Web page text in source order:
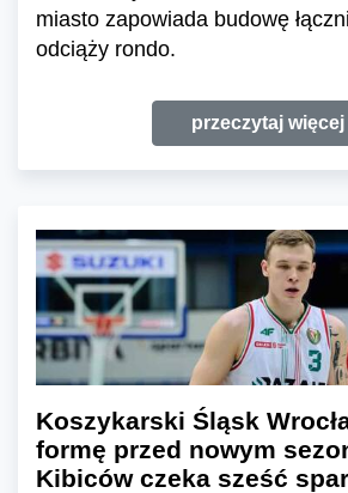
miasto zapowiada budowę
odciąży rondo.
przeczytaj więcej
Koszykarski Śląsk
formę przed nowym
Kibiców czeka sześć